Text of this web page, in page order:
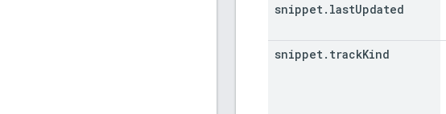
snippet. lastUpdated
snippet. trackKind